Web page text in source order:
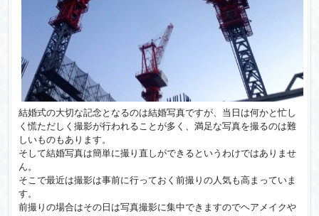
結婚式の大切な記念となるのは結婚写真ですが、当日は何かと忙し
く慌ただしく撮影が行われることが多く、満足な写真を撮るのは難
しいものもあります。
そして結婚写真は簡単に撮り直しができるというわけではありませ
ん。
そこで最近は撮影は事前に行っておく前撮りの人気も高まっていま
す。
前撮りの場合はその日は写真撮影に集中できますのでヘアメイクや